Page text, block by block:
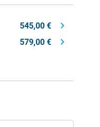
545,00 €
579,00 €